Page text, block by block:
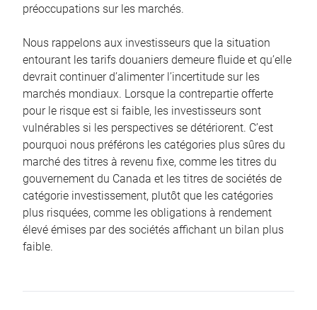
préoccupations sur les marchés.
Nous rappelons aux investisseurs que la situation
entourant les tarifs douaniers demeure fluide et qu’elle
devrait continuer d’alimenter l’incertitude sur les
marchés mondiaux. Lorsque la contrepartie offerte
pour le risque est si faible, les investisseurs sont
vulnérables si les perspectives se détériorent. C’est
pourquoi nous préférons les catégories plus sûres du
marché des titres à revenu fixe, comme les titres du
gouvernement du Canada et les titres de sociétés de
catégorie investissement, plutôt que les catégories
plus risquées, comme les obligations à rendement
élevé émises par des sociétés affichant un bilan plus
faible.